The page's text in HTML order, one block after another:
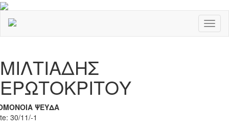
ΜΙΛΤΙΑΔΗΣ
ΕΡΩΤΟΚΡΙΤΟΥ
ΨΕΥΔΑ
30/11/-1